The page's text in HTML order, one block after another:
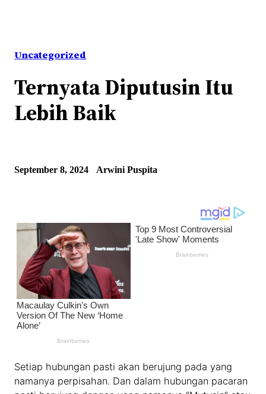
Uncategorized
Ternyata Diputusin Itu
Lebih Baik
September 8, 2024 Arwini Puspita
Setiap hubungan pasti akan berujung pada yang
namanya perpisahan. Dan dalam hubungan pacaran